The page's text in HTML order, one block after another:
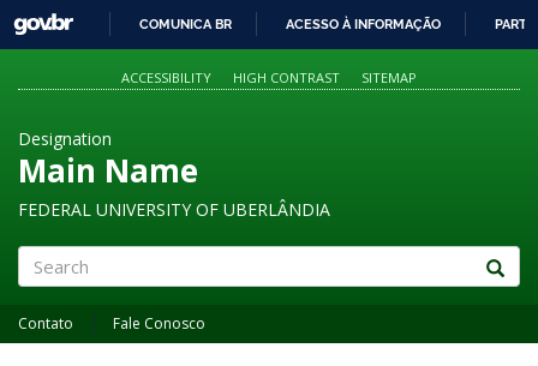
PARA
O
GOVBR
COMUNICA BR ACESSO À INFORMAÇÃO
ACCESSIBILITY HIGH CONTRAST SITEMAP
Designation
Main Name
FEDERAL UNIVERSITY OF UBERLÂNDIA
Contato Fale Conosco